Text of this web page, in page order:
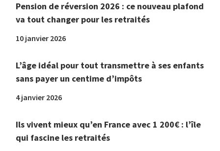
Pension de réversion 2026 : ce nouveau plafond
va tout changer pour les retraités
10 janvier 2026
L’âge idéal pour tout transmettre à ses enfants
sans payer un centime d’impôts
4 janvier 2026
Ils vivent mieux qu’en France avec 1 200€ : l’île
qui fascine les retraités